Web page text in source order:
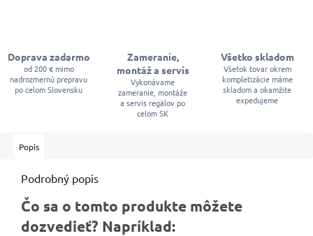
Doprava zadarmo
od 200 € mimo
nadrozmernú prepravu
po celom Slovensku
Zameranie,
montáž a servis
Vykonávame
zameranie, montáže
a servis regálov po
celom SK
Všetko skladom
Všetok tovar okrem
kompletizácie máme
skladom a okamžite
expedujeme
Popis
Podrobný popis
Čo sa o tomto produkte môžete
dozvedieť? Napríklad: